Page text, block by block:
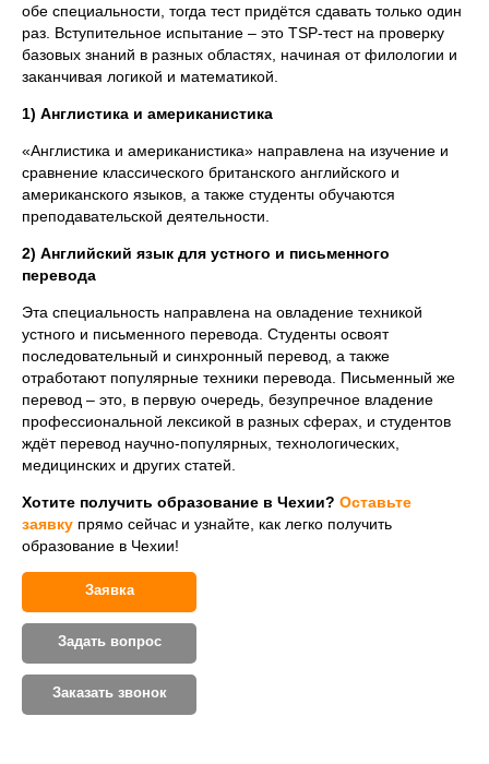
обе специальности, тогда тест придётся сдавать только один
раз. Вступительное испытание – это TSP-тест на проверку
базовых знаний в разных областях, начиная от филологии и
заканчивая логикой и математикой.
1) Англистика и американистика
«Англистика и американистика» направлена на изучение и
сравнение классического британского английского и
американского языков, а также студенты обучаются
преподавательской деятельности.
2) Английский язык для устного и письменного
перевода
Эта специальность направлена на овладение техникой
устного и письменного перевода. Студенты освоят
последовательный и синхронный перевод, а также
отработают популярные техники перевода. Письменный же
перевод – это, в первую очередь, безупречное владение
профессиональной лексикой в разных сферах, и студентов
ждёт перевод научно-популярных, технологических,
медицинских и других статей.
Хотите получить образование в Чехии? Оставьте
заявку прямо сейчас и узнайте, как легко получить
образование в Чехии!
Заявка
Задать вопрос
Заказать звонок